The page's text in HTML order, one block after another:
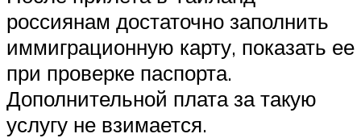
россиянам достаточно заполнить
иммиграционную карту, показать ее
при проверке паспорта.
Дополнительной плата за такую
услугу не взимается.